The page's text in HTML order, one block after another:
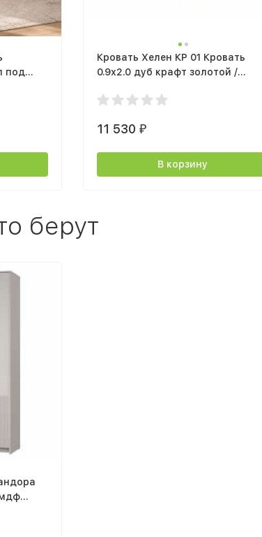
под
Кровать Хелен КР 01 Кровать
0.9х2.0 дуб крафт золотой /
11 530₽
В корзину
берут